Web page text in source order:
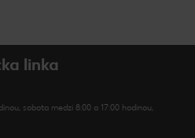
linka
sobota medzi 8:00 a 17:00 hodinou,